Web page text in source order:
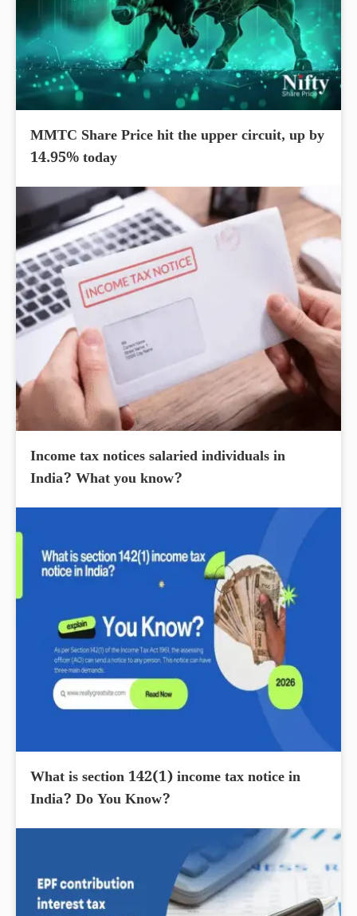
MMTC Share Price hit the upper circuit, up by
14.95% today
Income tax notices salaried individuals in
India? What you know?
What is section 142(1) income tax notice in
India? Do You Know?